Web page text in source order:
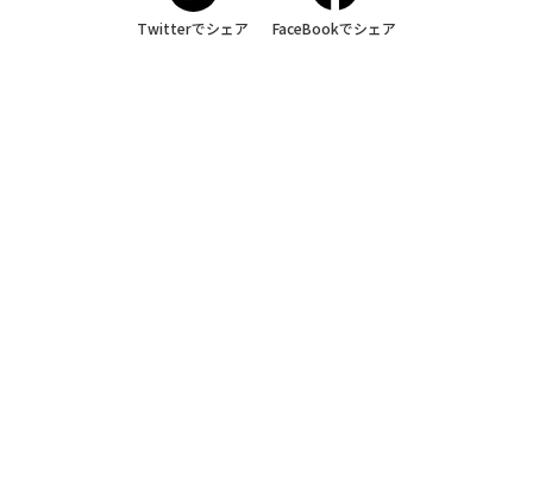
Twitterでシェア FaceBookでシェア